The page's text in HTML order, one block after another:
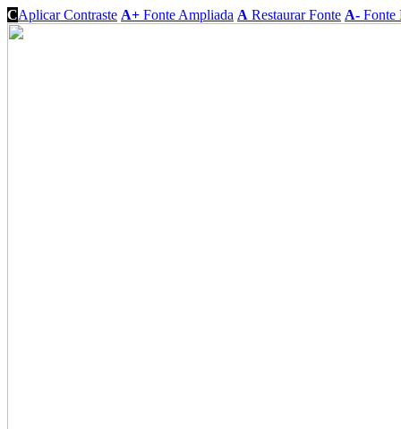
CAplicar Contraste A+ Fonte Ampliada A Restaurar Fonte A- Fonte